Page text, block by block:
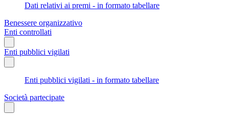
Dati relativi ai premi - in formato tabellare
Benessere organizzativo
Enti controllati
Enti pubblici vigilati
Enti pubblici vigilati - in formato tabellare
Società partecipate